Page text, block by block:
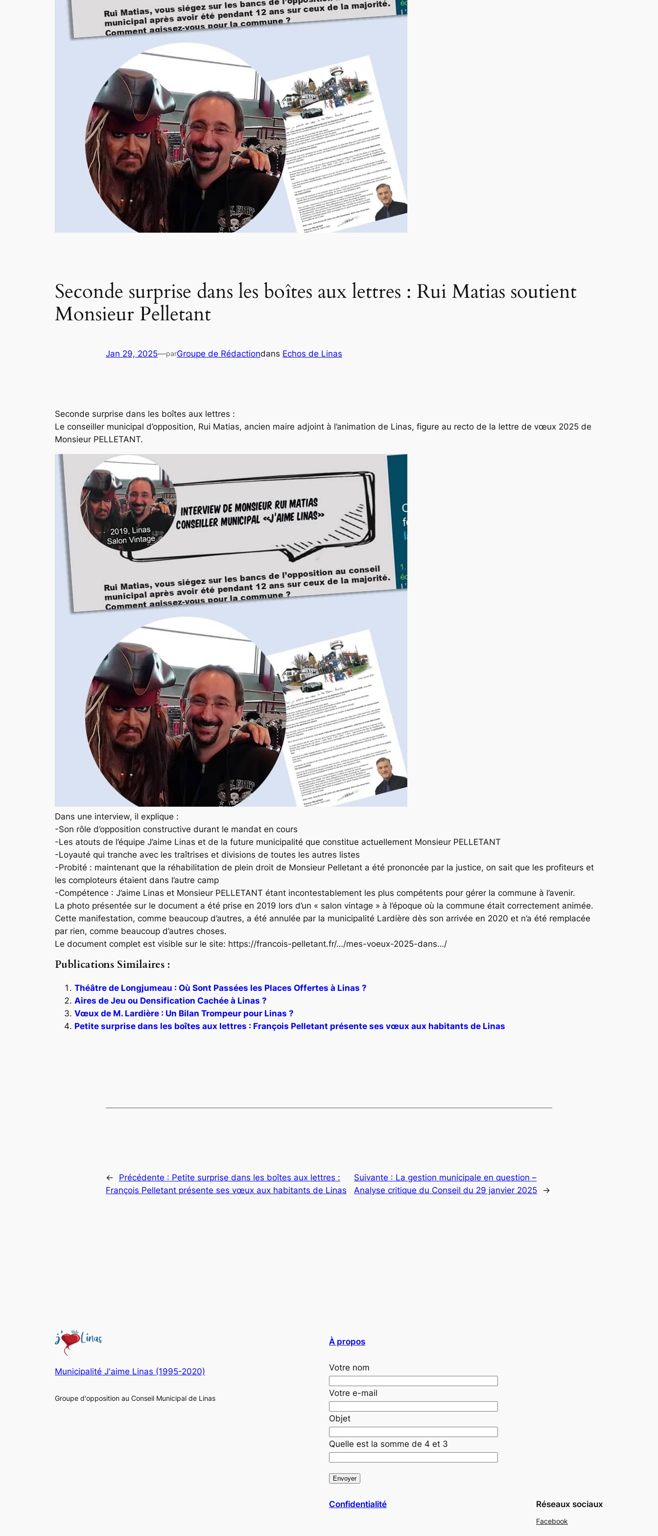
Seconde surprise dans les boîtes aux lettres : Rui Matias soutient
Monsieur Pelletant
Jan 29, 2025—parGroupe de Rédactiondans Echos de Linas
Seconde surprise dans les boîtes aux lettres :
Le conseiller municipal d’opposition, Rui Matias, ancien maire adjoint à l’animation de Linas, figure au recto de la lettre de vœux 2025 de
Monsieur PELLETANT.
Dans une interview, il explique :
-Son rôle d’opposition constructive durant le mandat en cours
-Les atouts de l’équipe J’aime Linas et de la future municipalité que constitue actuellement Monsieur PELLETANT
-Loyauté qui tranche avec les traîtrises et divisions de toutes les autres listes
-Probité : maintenant que la réhabilitation de plein droit de Monsieur Pelletant a été prononcée par la justice, on sait que les profiteurs et
les comploteurs étaient dans l’autre camp
-Compétence : J’aime Linas et Monsieur PELLETANT étant incontestablement les plus compétents pour gérer la commune à l’avenir.
La photo présentée sur le document a été prise en 2019 lors d’un « salon vintage » à l’époque où la commune était correctement animée.
Cette manifestation, comme beaucoup d’autres, a été annulée par la municipalité Lardière dès son arrivée en 2020 et n’a été remplacée
par rien, comme beaucoup d’autres choses.
Le document complet est visible sur le site: https://francois-pelletant.fr/…/mes-voeux-2025-dans…/
Publications Similaires :
Théâtre de Longjumeau : Où Sont Passées les Places Offertes à Linas ?
Aires de Jeu ou Densification Cachée à Linas ?
Vœux de M. Lardière : Un Bilan Trompeur pour Linas ?
Petite surprise dans les boîtes aux lettres : François Pelletant présente ses vœux aux habitants de Linas
← Précédente : Petite surprise dans les boîtes aux lettres :
François Pelletant présente ses vœux aux habitants de Linas
Suivante : La gestion municipale en question –
Analyse critique du Conseil du 29 janvier 2025
→
Municipalité J'aime Linas (1995-2020)
Groupe d'opposition au Conseil Municipal de Linas
À propos
Votre nom
Votre e-mail
Objet
Quelle est la somme de 4 et 3
Confidentialité Réseaux sociaux
Facebook